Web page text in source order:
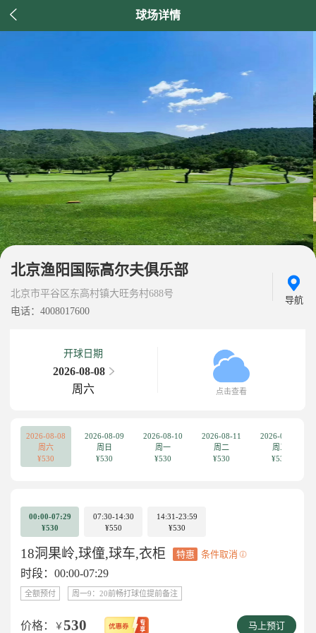
 球场详情
北京渔阳国际高尔夫俱乐部
北京市平谷区东高村镇大旺务村688号
电话：4008017600
导航
开球日期
2026-08-08
周六
点击查看
2026-08-08
周六
¥530
2026-08-09
周日
¥530
2026-08-10
周一
¥530
2026-08-11
周二
¥530
2026-08-12
周三
¥530
00:00-07:29
¥530
07:30-14:30
¥550
14:31-23:59
¥530
18洞果岭,球僮,球车,衣柜 特惠 条件取消
时段：00:00-07:29
全额预付 周一9：20前畅打球位提前备注
价格： ￥ 530 马上预订